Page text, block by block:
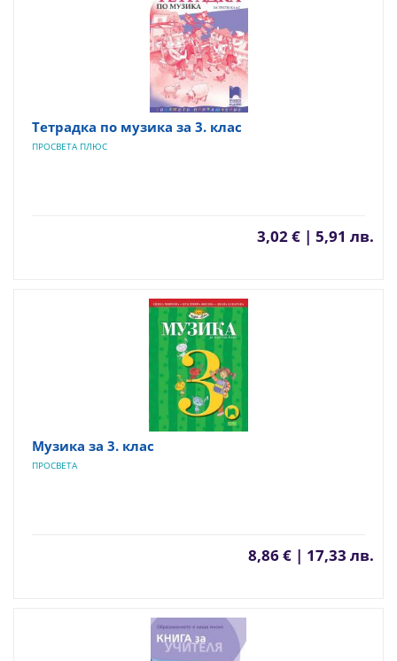
Тетрадка по музика за 3. клас
ПРОСВЕТА ПЛЮС
3,02 € | 5,91 лв.
Музика за 3. клас
ПРОСВЕТА
8,86 € | 17,33 лв.